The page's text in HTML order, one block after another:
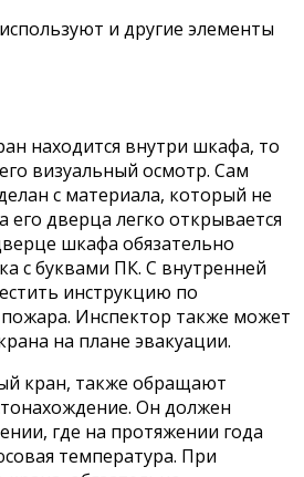
и другие элементы
находится внутри шкафа, то
визуальный осмотр. Сам
с материала, который не
его дверца легко открывается
шкафа обязательно
с буквами ПК. С внутренней
инструкцию по
Инспектор также может
на плане эвакуации.
кран, также обращают
Он должен
где на протяжении года
температура. При